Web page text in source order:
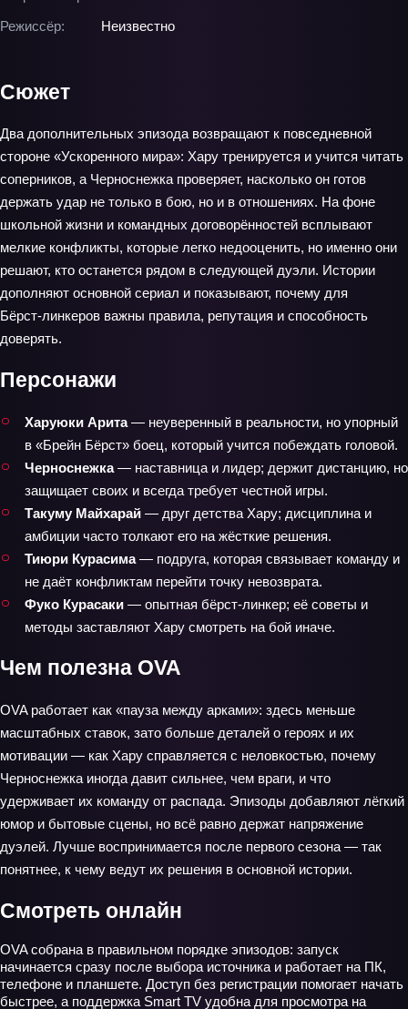
Режиссёр:
Неизвестно
Сюжет
Два дополнительных эпизода возвращают к повседневной
стороне «Ускоренного мира»: Хару тренируется и учится читать
соперников, а Черноснежка проверяет, насколько он готов
держать удар не только в бою, но и в отношениях. На фоне
школьной жизни и командных договорённостей всплывают
мелкие конфликты, которые легко недооценить, но именно они
решают, кто останется рядом в следующей дуэли. Истории
дополняют основной сериал и показывают, почему для
Бёрст‑линкеров важны правила, репутация и способность
доверять.
Персонажи
Харуюки Арита— неуверенный в реальности, но упорный
в «Брейн Бёрст» боец, который учится побеждать головой.
Черноснежка— наставница и лидер; держит дистанцию, но
защищает своих и всегда требует честной игры.
Такуму Майхарай — друг детства Хару; дисциплина и
амбиции часто толкают его на жёсткие решения.
Тиюри Курасима— подруга, которая связывает команду и
не даёт конфликтам перейти точку невозврата.
Фуко Курасаки — опытная бёрст‑линкер; её советы и
методы заставляют Хару смотреть на бой иначе.
Чем полезна OVA
OVA работает как «пауза между арками»: здесь меньше
масштабных ставок, зато больше деталей о героях и их
мотивации — как Хару справляется с неловкостью, почему
Черноснежка иногда давит сильнее, чем враги, и что
удерживает их команду от распада. Эпизоды добавляют лёгкий
юмор и бытовые сцены, но всё равно держат напряжение
дуэлей. Лучше воспринимается после первого сезона — так
понятнее, к чему ведут их решения в основной истории.
Смотреть онлайн
OVA собрана в правильном порядке эпизодов: запуск
начинается сразу после выбора источника и работает на ПК,
телефоне и планшете. Доступ без регистрации помогает начать
быстрее, а поддержка Smart TV удобна для просмотра на